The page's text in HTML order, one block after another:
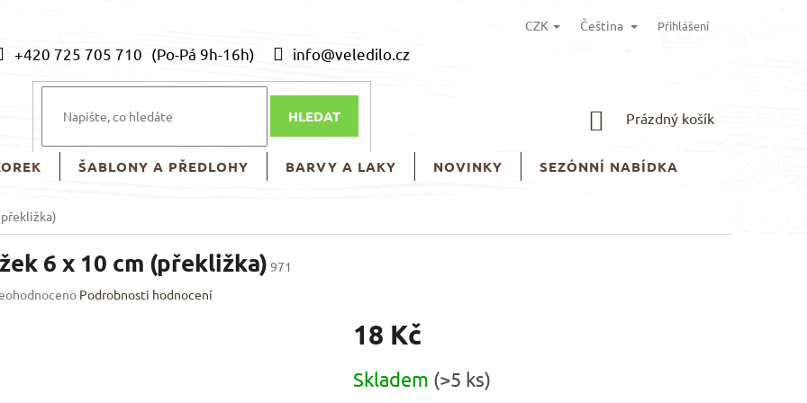
+420 725 705 710 info@veledilo.cz
CZK Čeština Přihlášení
HLEDAT
NÁKUPNÍ
Prázdný košík
ŠABLONY A PŘEDLOHY BARVY A LAKY NOVINKY SEZÓNNÍ NABÍDKA
6 x 10 cm (překližka) 971
Podrobnosti hodnocení
18 Kč
cena:
Skladem (>5 ks)